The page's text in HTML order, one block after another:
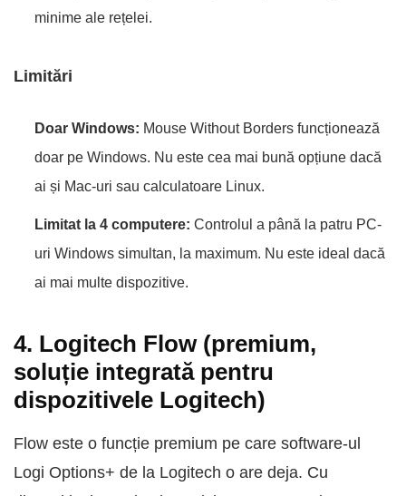
minime ale rețelei.
Limitări
Doar Windows: Mouse Without Borders funcționează
doar pe Windows. Nu este cea mai bună opțiune dacă
ai și Mac-uri sau calculatoare Linux.
Limitat la 4 computere: Controlul a până la patru PC-
uri Windows simultan, la maximum. Nu este ideal dacă
ai mai multe dispozitive.
4. Logitech Flow (premium,
soluție integrată pentru
dispozitivele Logitech)
Flow este o funcție premium pe care software-ul
Logi Options+ de la Logitech o are deja. Cu